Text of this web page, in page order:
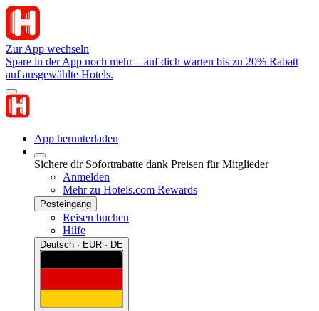
Zur App wechseln
Spare in der App noch mehr – auf dich warten bis zu 20% Rabatt
auf ausgewählte Hotels.
App herunterladen
Sichere dir Sofortrabatte dank Preisen für Mitglieder
Anmelden
Mehr zu Hotels.com Rewards
Posteingang
Reisen buchen
Hilfe
Deutsch · EUR · DE